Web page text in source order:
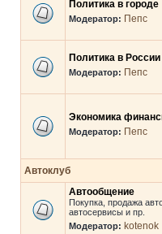
Политика в городе
Модератор: Пепс
Политика в
Модератор: Пепс
Экономика
Модератор: Пепс
Автоклуб
Автообщение
Покупка, продажа
автосервисы и пр.
Модератор: kotenok